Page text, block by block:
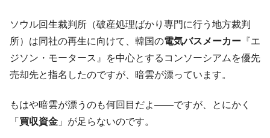
発令。李在明「猛暑・干ばつ対処状況点検会議」
『Money1』
【日本市場再挑戦中】韓国『現代自動車』
07月販売台数は去年のほぼ半分「71台」しか売れなかっ
た。『起亜』は9台だけ
ても」⇒ 257万人赦免したのに60万人がまた延滞者に転
落！
ソウル回生裁判所（破産処理ばかり専門に行う地方裁判
所）は同社の再生に向けて、韓国の電気バスメーカー 『エ
ジソン・モータース』を中心とするコンソーシアムを優先
売却先と指名したのですが、暗雲が漂っています。
もはや暗雲が漂うのも何回目だよ――ですが、とにかく
「 買収資金 」が足らないのです。